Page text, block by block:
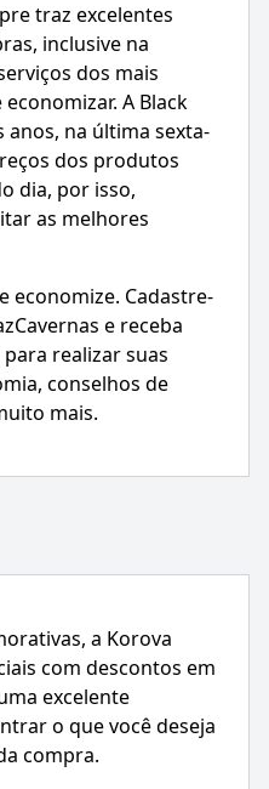
traz excelentes
inclusive na
dos mais
A Black
anos, na última sexta-
dos produtos
dia, por isso,
as melhores
economize. Cadastre-
e receba
realizar suas
conselhos de
mais.
a Korova
com descontos em
excelente
o que você deseja
compra.